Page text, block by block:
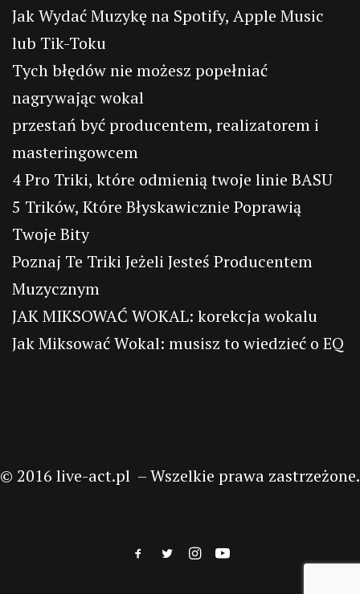
Jak Wydać Muzykę na Spotify, Apple Music
lub Tik-Toku
Tych błędów nie możesz popełniać
nagrywając wokal
przestań być producentem, realizatorem i
masteringowcem
4 Pro Triki, które odmienią twoje linie BASU
5 Trików, Które Błyskawicznie Poprawią
Twoje Bity
Poznaj Te Triki Jeżeli Jesteś Producentem
Muzycznym
JAK MIKSOWAĆ WOKAL: korekcja wokalu
Jak Miksować Wokal: musisz to wiedzieć o EQ
© 2016 live-act.pl – Wszelkie prawa zastrzeżone.